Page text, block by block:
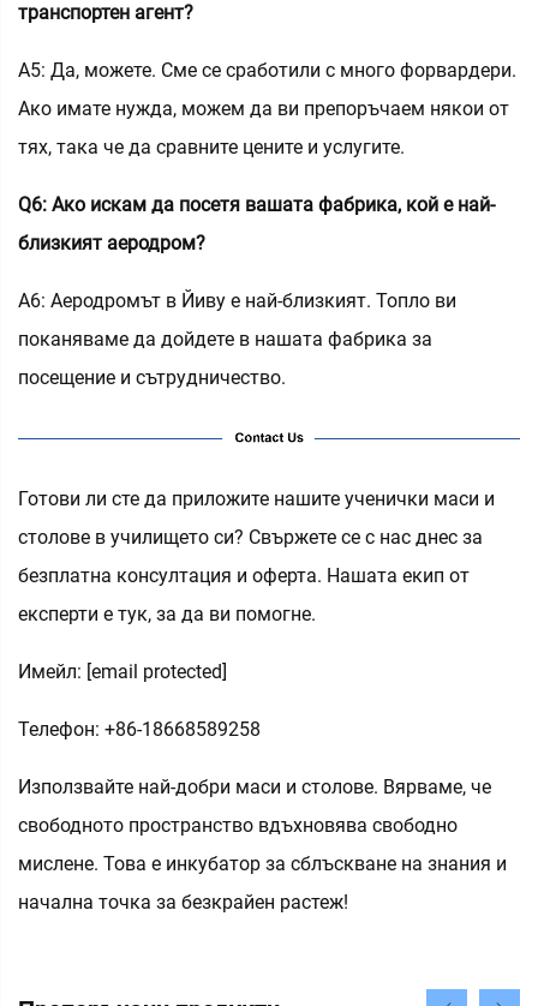
транспортен агент?
A5: Да, можете. Сме се сработили с много форвардери.
Ако имате нужда, можем да ви препоръчаем някои от
тях, така че да сравните цените и услугите.
Q6: Ако искам да посетя вашата фабрика, кой е най-
близкият аеродром?
A6: Аеродромът в Йиву е най-близкият. Топло ви
поканяваме да дойдете в нашата фабрика за
посещение и сътрудничество.
Готови ли сте да приложите нашите ученички маси и
столове в училището си? Свържете се с нас днес за
безплатна консултация и оферта. Нашата екип от
експерти е тук, за да ви помогне.
Имейл: [email protected]
Телефон: +86-18668589258
Използвайте най-добри маси и столове. Вярваме, че
свободното пространство вдъхновява свободно
мислене. Това е инкубатор за сблъскване на знания и
начална точка за безкрайен растеж!